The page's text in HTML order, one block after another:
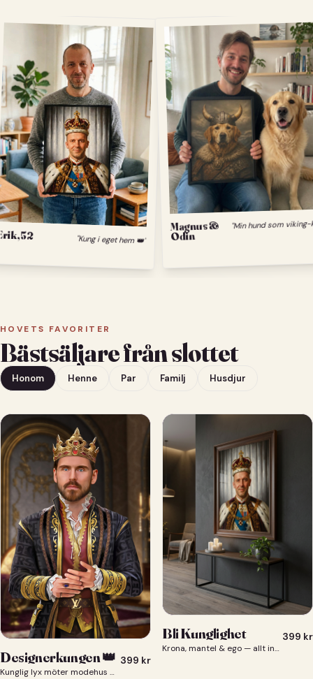
52 "Kung i eget hem 👑"
Magnus &
Odin
HOVETS FAVORITER
Bästsäljare från slottet
Honom Henne Par Familj Husdjur
Designerkungen 👑
Kunglig lyx möter modehus — du som designerkung 👑
399 kr
Bli Kunglighet
Krona, mantel & ego — allt ingår 👑
399 kr